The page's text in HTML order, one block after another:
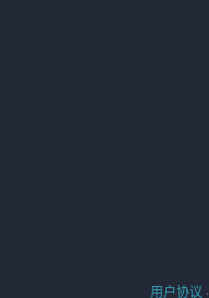
用户协议 ·